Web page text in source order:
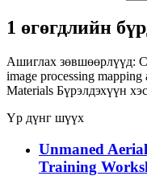
1 өгөгдлийн
Ашиглах зөвшөөрлүүд:
image processing mapping
Materials Бүрэлдэхүүн
Үр дүнг шүүх
Unmaned
Training